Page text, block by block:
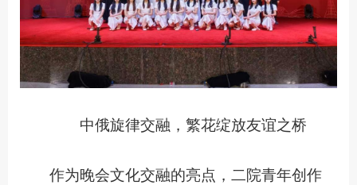
中俄旋律交融，繁花绽放友谊之桥
作为晚会文化交融的亮点，二院青年创作